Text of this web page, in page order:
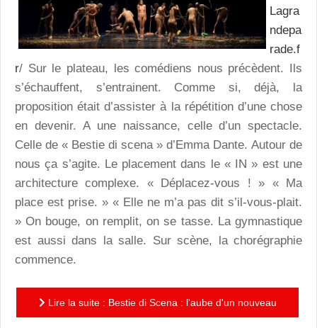
Lagra
ndepa
rade.f
r/ Sur le plateau, les comédiens nous précèdent. Ils
s’échauffent, s’entrainent. Comme si, déjà, la
proposition était d’assister à la répétition d’une chose
en devenir. A une naissance, celle d’un spectacle.
Celle de « Bestie di scena » d’Emma Dante. Autour de
nous ça s’agite. Le placement dans le « IN » est une
architecture complexe. « Déplacez-vous ! » « Ma
place est prise. » « Elle ne m’a pas dit s’il-vous-plait.
» On bouge, on remplit, on se tasse. La gymnastique
est aussi dans la salle. Sur scène, la chorégraphie
commence.
Lire la suite : Bestie di Scena : l'aube d'un nouveau